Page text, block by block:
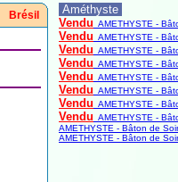
Brésil
Améthyste
Vendu AMETHYSTE -
Vendu AMETHYSTE -
Vendu AMETHYSTE -
Vendu AMETHYSTE -
Vendu AMETHYSTE -
Vendu AMETHYSTE -
Vendu AMETHYSTE -
Vendu AMETHYSTE -
AMETHYSTE - Bâton de
AMETHYSTE - Bâton de